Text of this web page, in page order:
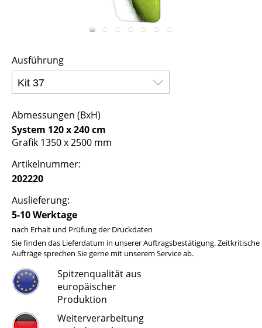
Ausführung
Abmessungen (BxH)
System 120 x 240 cm
Grafik 1350 x 2500 mm
Artikelnummer:
202220
Auslieferung:
5-10 Werktage
nach Erhalt und Prüfung der Druckdaten
Sie finden das Lieferdatum in unserer Auftragsbestätigung. Zeitkritische
Aufträge sprechen Sie gerne mit unserem Service ab.
Spitzenqualität aus
europäischer
Produktion
Weiterverarbeitung